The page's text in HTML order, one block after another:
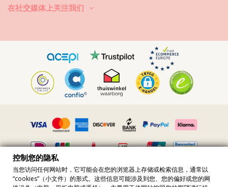
手。切勿使用强力去污剂，如去污剂。使用适合精细织物的产品，一种简
单的肥皂，但最好是专门用于泳装洗涤的产品。
折叠状态。为什么？印刷品和图案可能会变色。如果你的比基尼有小石、
珍珠或褶边装饰，避免在洗涤时摩擦、扭曲和拉伸。
如果游泳衣有污点，试着趁它还湿的时候轻拍它。如果污渍干了，不要通
过刮来去除。你可能会破坏染料。最好请求帮助你当地的干洗店。
如何弄干？永远不要在阳光下直接暴晒。拿条毛巾，穿上比基尼或泳衣，
小心地卷起来，以排除多余的水。把它平放在毛巾上，让它在阴凉处干
如何去除织物中的小沙粒？带上吹风机，在凉爽的环境中吹掉沙子。
在社交媒体上关注我们
所有價格均含增值稅 · 增值稅稅號 FR36509778270 · 版權所有 ©2023
控制您的隐私
当您访问任何网站时，它可能会在您的浏览器上存储或检索信息，通常以
“cookies”（小文件）的形式。这些信息可能涉及到您、您的偏好或您的网